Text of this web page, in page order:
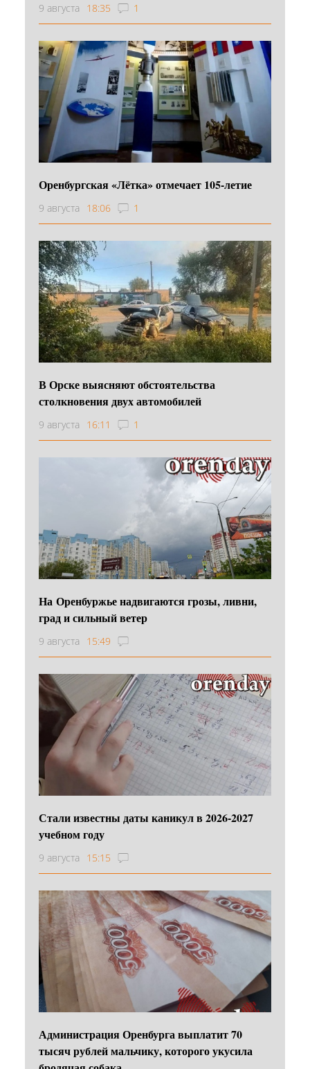
9 августа 18:35 1
Оренбургская «Лётка» отмечает 105-летие
9 августа 18:06 1
В Орске выясняют обстоятельства
столкновения двух автомобилей
9 августа 16:11 1
На Оренбуржье надвигаются грозы, ливни,
град и сильный ветер
9 августа 15:49
Стали известны даты каникул в 2026-2027
учебном году
9 августа 15:15
Администрация Оренбурга выплатит 70
тысяч рублей мальчику, которого укусила